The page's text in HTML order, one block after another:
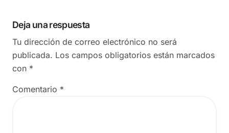
Deja una respuesta
Tu dirección de correo electrónico no será
publicada. Los campos obligatorios están marcados
con *
Comentario *